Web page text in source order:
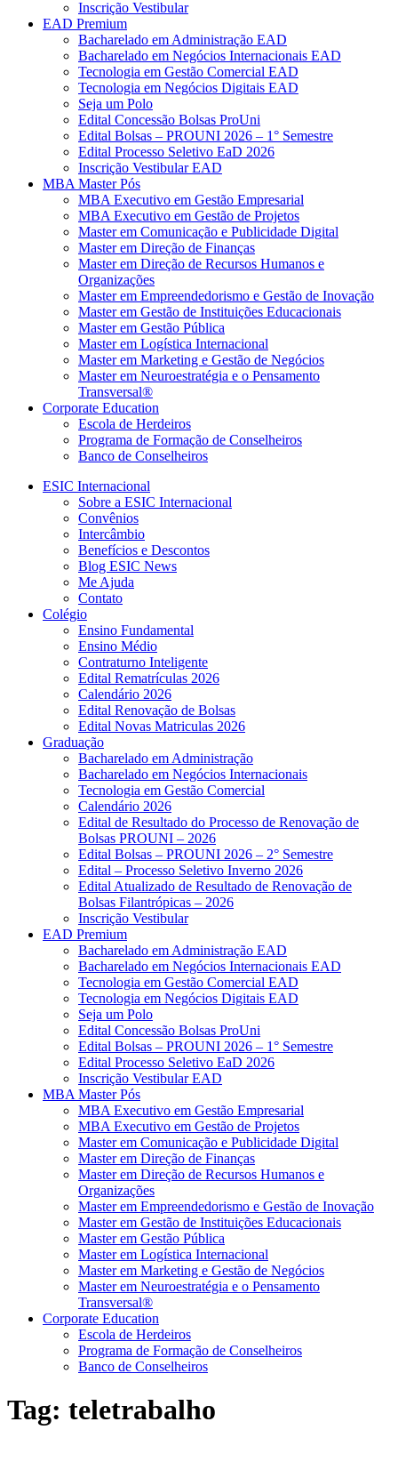
Inscrição Vestibular
EAD Premium
Bacharelado em Administração EAD
Bacharelado em Negócios Internacionais EAD
Tecnologia em Gestão Comercial EAD
Tecnologia em Negócios Digitais EAD
Seja um Polo
Edital Concessão Bolsas ProUni
Edital Bolsas – PROUNI 2026 – 1° Semestre
Edital Processo Seletivo EaD 2026
Inscrição Vestibular EAD
MBA Master Pós
MBA Executivo em Gestão Empresarial
MBA Executivo em Gestão de Projetos
Master em Comunicação e Publicidade Digital
Master em Direção de Finanças
Master em Direção de Recursos Humanos e
Organizações
Master em Empreendedorismo e Gestão de Inovação
Master em Gestão de Instituições Educacionais
Master em Gestão Pública
Master em Logística Internacional
Master em Marketing e Gestão de Negócios
Master em Neuroestratégia e o Pensamento
Transversal®
Corporate Education
Escola de Herdeiros
Programa de Formação de Conselheiros
Banco de Conselheiros
ESIC Internacional
Sobre a ESIC Internacional
Convênios
Intercâmbio
Benefícios e Descontos
Blog ESIC News
Me Ajuda
Contato
Colégio
Ensino Fundamental
Ensino Médio
Contraturno Inteligente
Edital Rematrículas 2026
Calendário 2026
Edital Renovação de Bolsas
Edital Novas Matriculas 2026
Graduação
Bacharelado em Administração
Bacharelado em Negócios Internacionais
Tecnologia em Gestão Comercial
Calendário 2026
Edital de Resultado do Processo de Renovação de
Bolsas PROUNI – 2026
Edital Bolsas – PROUNI 2026 – 2° Semestre
Edital – Processo Seletivo Inverno 2026
Edital Atualizado de Resultado de Renovação de
Bolsas Filantrópicas – 2026
Inscrição Vestibular
EAD Premium
Bacharelado em Administração EAD
Bacharelado em Negócios Internacionais EAD
Tecnologia em Gestão Comercial EAD
Tecnologia em Negócios Digitais EAD
Seja um Polo
Edital Concessão Bolsas ProUni
Edital Bolsas – PROUNI 2026 – 1° Semestre
Edital Processo Seletivo EaD 2026
Inscrição Vestibular EAD
MBA Master Pós
MBA Executivo em Gestão Empresarial
MBA Executivo em Gestão de Projetos
Master em Comunicação e Publicidade Digital
Master em Direção de Finanças
Master em Direção de Recursos Humanos e
Organizações
Master em Empreendedorismo e Gestão de Inovação
Master em Gestão de Instituições Educacionais
Master em Gestão Pública
Master em Logística Internacional
Master em Marketing e Gestão de Negócios
Master em Neuroestratégia e o Pensamento
Transversal®
Corporate Education
Escola de Herdeiros
Programa de Formação de Conselheiros
Banco de Conselheiros
Tag: teletrabalho